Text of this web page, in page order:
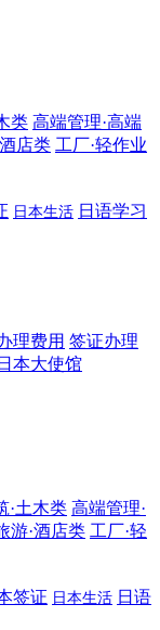
类 高端管理·高端
店类 工厂·轻作业
日本生活 日语学习
理费用 签证办理
本大使馆
·土木类 高端管理·
游·酒店类 工厂·轻
签证 日本生活 日语